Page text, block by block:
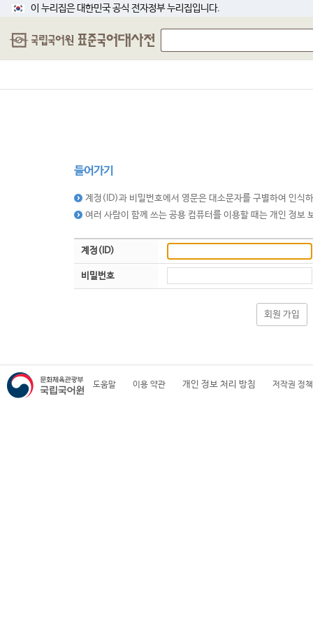
이 누리집은 대한민국 공식 전자정부 누리집입니다.
들어가기
계정(ID)과 비밀번호에서 영문은 대소문자를 구별하여 인식
여러 사람이 함께 쓰는 공용 컴퓨터를 이용할 때는 개인 정
계정(ID)
비밀번호
회원 가입
도움말 이용 약관 개인 정보 처리 방침 저작권 정책